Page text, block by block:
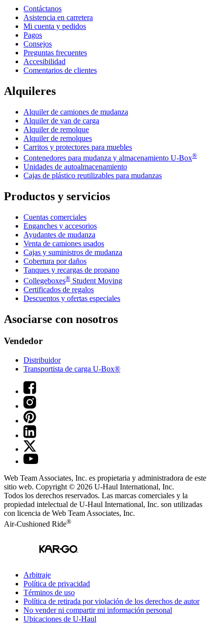
Contáctanos
Asistencia en carretera
Mi cuenta y pedidos
Pagos
Consejos
Preguntas frecuentes
Accesibilidad
Comentarios de clientes
Alquileres
Alquiler de camiones de mudanza
Alquiler de van de carga
Alquiler de remolque
Alquiler de remolques
Carritos y protectores para muebles
Contenedores para mudanza y almacenamiento U-Box®
Unidades de autoalmacenamiento
Cajas de plástico reutilizables para mudanzas
Productos y servicios
Cuentas comerciales
Enganches y accesorios
Ayudantes de mudanza
Venta de camiones usados
Cajas y suministros de mudanza
Cobertura por daños
Tanques y recargas de propano
Collegeboxes® Student Moving
Certificados de regalos
Descuentos y ofertas especiales
Asociarse con nosotros
Vendedor
Distribuidor
Transportista de carga U-Box®
Web Team Associates, Inc. es propietaria y administradora de este
sitio web. Copyright © 2026 U-Haul International, Inc.
Todos los derechos reservados. Las marcas comerciales y la
propiedad intelectual de U-Haul International, Inc. son utilizadas
con licencia de Web Team Associates, Inc.
Air-Cushioned Ride®
Arbitraje
Política de privacidad
Términos de uso
Política de retirada por violación de los derechos de autor
No vender ni compartir mi información personal
Ubicaciones de U-Haul